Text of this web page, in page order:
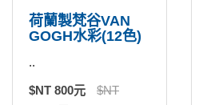
荷蘭製梵谷VAN
GOGH水彩(12色)
..
$NT 800元
$NT